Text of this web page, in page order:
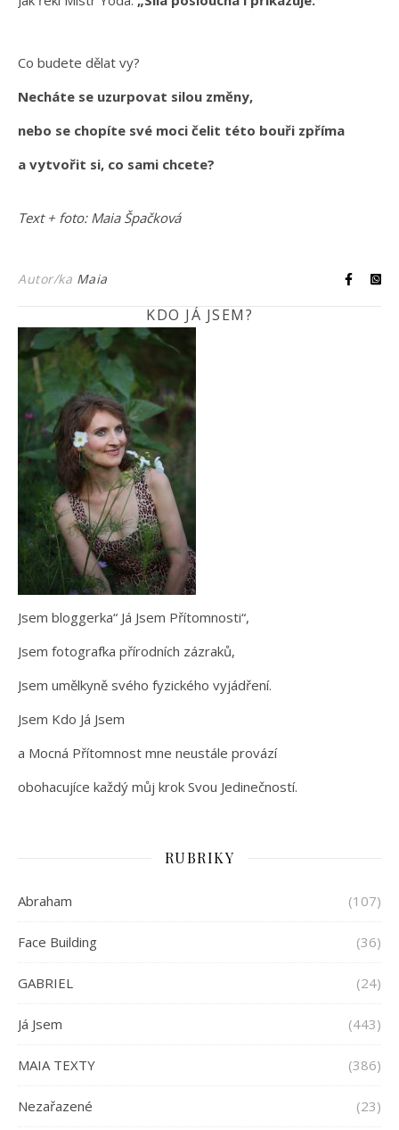
Co budete dělat vy?
Necháte se uzurpovat silou změny,
nebo se chopíte své moci čelit této bouři zpříma
a vytvořit si, co sami chcete?
Text + foto: Maia Špačková
Autor/ka Maia
KDO JÁ JSEM?
Jsem bloggerka“ Já Jsem Přítomnosti“,
Jsem fotografka přírodních zázraků,
Jsem umělkyně svého fyzického vyjádření.
Jsem Kdo Já Jsem
a Mocná Přítomnost mne neustále provází
obohacujíce každý můj krok Svou Jedinečností.
RUBRIKY
Abraham (107)
Face Building (36)
GABRIEL (24)
Já Jsem (443)
MAIA TEXTY (386)
Nezařazené (23)